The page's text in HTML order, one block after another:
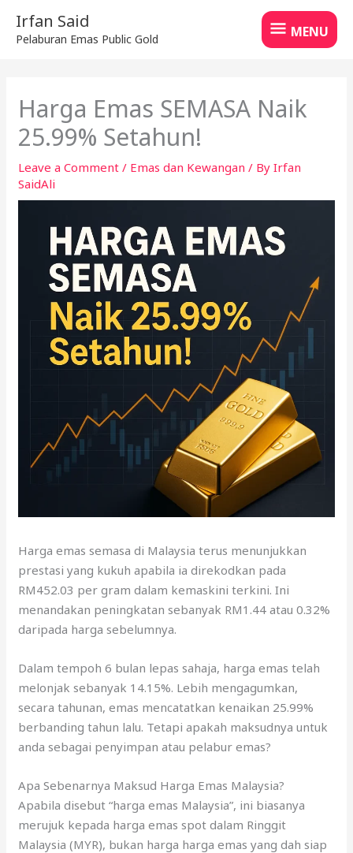
content
Irfan Said
Pelaburan Emas Public Gold
MENU
MENU
Harga Emas SEMASA Naik
25.99% Setahun!
Leave a Comment / Emas dan Kewangan / ByIrfan
SaidAli
Harga emas semasa di Malaysia terus menunjukkan
prestasi yang kukuh apabila ia direkodkan pada
RM452.03 per gram dalam kemaskini terkini. Ini
menandakan peningkatan sebanyak RM1.44 atau 0.32%
daripada harga sebelumnya.
Dalam tempoh 6 bulan lepas sahaja, harga emas telah
melonjak sebanyak 14.15%. Lebih mengagumkan,
secara tahunan, emas mencatatkan kenaikan 25.99%
berbanding tahun lalu. Tetapi apakah maksudnya untuk
anda sebagai penyimpan atau pelabur emas?
Apa Sebenarnya Maksud Harga Emas Malaysia?
Apabila disebut “harga emas Malaysia”, ini biasanya
merujuk kepada harga emas spot dalam Ringgit
Malaysia (MYR), bukan harga harga emas yang dah siap